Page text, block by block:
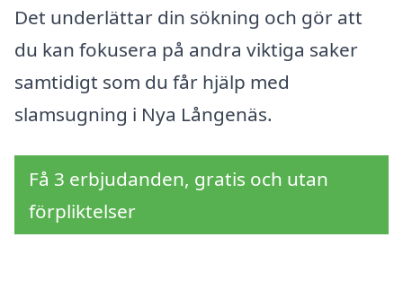
Det underlättar din sökning och gör att
du kan fokusera på andra viktiga saker
samtidigt som du får hjälp med
slamsugning i Nya Långenäs.
Få 3 erbjudanden, gratis och utan
förpliktelser